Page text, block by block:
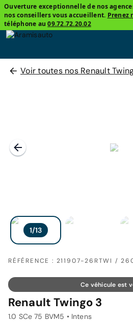
Ouverture exceptionnelle de nos
nos conseillers vous accueillent. Prenez
téléphone au09.72.72.20.02
Voir toutes nos Renault
RÉFÉRENCE : 211907-26RTWI /
Ce véhicule est
Renault Twingo 3
1.0 SCe 75 BVM5 • Intens